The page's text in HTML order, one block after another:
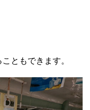
ともできます。